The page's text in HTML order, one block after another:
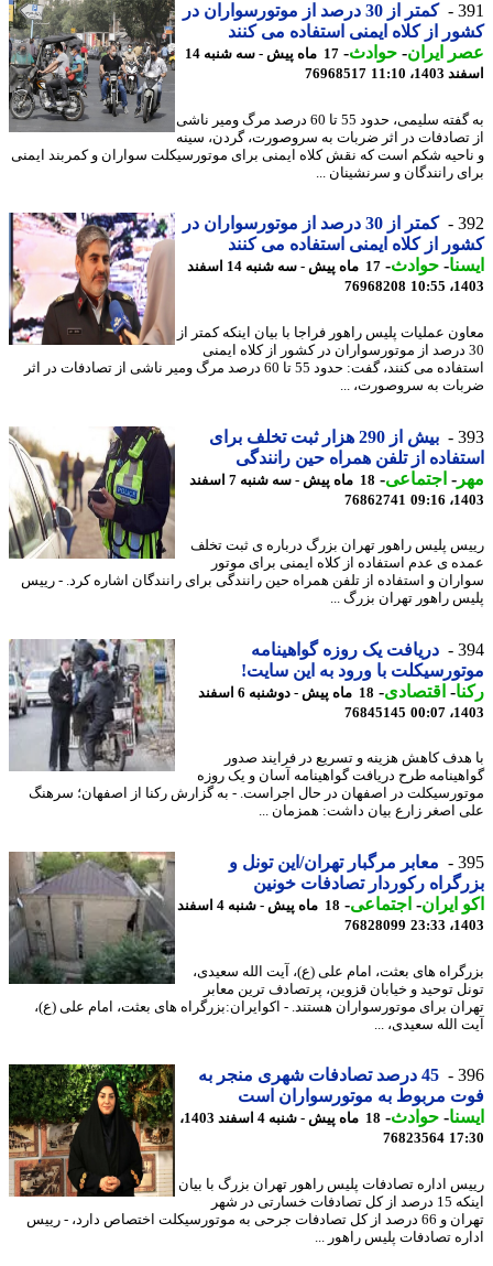
کمتر از 30 درصد از موتورسواران در
از کلاه ایمنی استفاده می کنند
ایران- حوادث -
17 ماه پیش - سه شنبه 14
11:10
76968517
به گفته سلیمی، حدود 55 تا 60 درصد مرگ ومیر ناشی
در اثر ضربات به سروصورت، گردن، سینه
شکم است که نقش کلاه ایمنی برای موتورسیکلت سواران و کمربند ایمنی
رانندگان و سرنشینان ...
کمتر از 30 درصد از موتورسواران در
از کلاه ایمنی استفاده می کنند
-حوادث -
17 ماه پیش - سه شنبه 14 اسفند
76968208
عملیات پلیس راهور فراجا با بیان اینکه کمتر از
درصد از موتورسواران در کشور از کلاه ایمنی
استفاده می کنند، گفت: حدود 55 تا 60 درصد مرگ ومیر ناشی از تصادفات در اثر
به سروصورت، ...
بیش از 290 هزار ثبت تخلف برای
از تلفن همراه حین رانندگی
-اجتماعی-
18 ماه پیش - سه شنبه 7 اسفند
76862741
پلیس راهور تهران بزرگ درباره ی ثبت تخلف
ی عدم استفاده از کلاه ایمنی برای موتور
و استفاده از تلفن همراه حین رانندگی برای رانندگان اشاره کرد. - رییس
راهور تهران بزرگ ...
دریافت یک روزه گواهینامه
با ورود به این سایت!
-اقتصادی-
18 ماه پیش - دوشنبه 6 اسفند
76845145
کاهش هزینه و تسریع در فرایند صدور
طرح دریافت گواهینامه آسان و یک روزه
در اصفهان در حال اجراست. - به گزارش رکنا از اصفهان؛ سرهنگ
اصغر زارع بیان داشت: همزمان ...
معابر مرگبار تهران/این تونل و
رکوردار تصادفات خونین
ایران- اجتماعی-
18 ماه پیش - شنبه 4 اسفند
76828099
های بعثت، امام علی (ع)، آیت الله سعیدی،
توحید و خیابان قزوین، پرتصادف ترین معابر
برای موتورسواران هستند. - اکوایران:بزرگراه های بعثت، امام علی (ع)،
الله سعیدی، ...
45 درصد تصادفات شهری منجر به
مربوط به موتورسواران است
-حوادث -
18 ماه پیش - شنبه 4 اسفند 1403،
76823564
اداره تصادفات پلیس راهور تهران بزرگ با بیان
اینکه 15 درصد از کل تصادفات خسارتی در شهر
تهران و 66 درصد از کل تصادفات جرحی به موتورسیکلت اختصاص دارد، - رییس
تصادفات پلیس راهور ...